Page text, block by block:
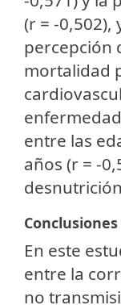
(r = -0,502),
percepción
mortalidad
entre las
años (r = -
Conclusiones
En este
entre la
no